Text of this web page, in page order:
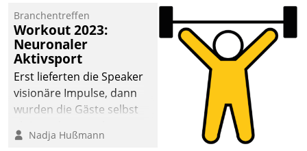
Mammutprojekte
meistern und Workloads
wuppen – bei zunehmend
anspruchsvollen
Aufgaben und
abnehmendem
Branchentreffen
Workout 2023:
Neuronaler
Aktivsport
Erst lieferten die Speaker
visionäre Impulse, dann
wurden die Gäste selbst
methodisch
Nadja Hußmann